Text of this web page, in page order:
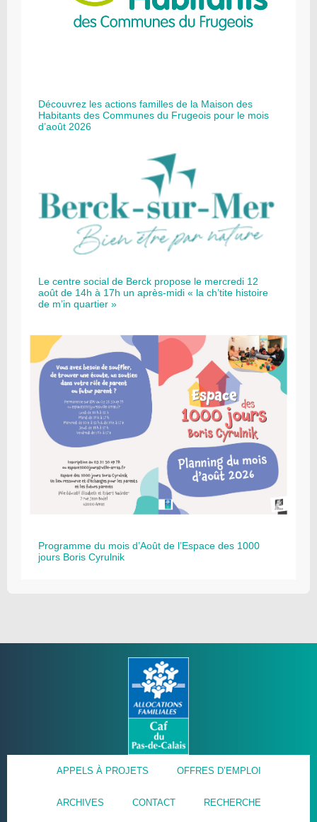
Découvrez les actions familles de la Maison des
Habitants des Communes du Frugeois pour le mois
d’août 2026
Le centre social de Berck propose le mercredi 12
août de 14h à 17h un après-midi « la ch’tite histoire
de m’in quartier »
Programme du mois d’Août de l’Espace des 1000
jours Boris Cyrulnik
APPELS À PROJETS OFFRES D’EMPLOI
ARCHIVES CONTACT RECHERCHE